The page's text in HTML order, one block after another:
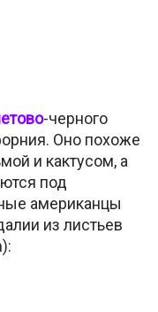
-черного
Оно похоже
и кактусом, а
под
американцы
из листьев